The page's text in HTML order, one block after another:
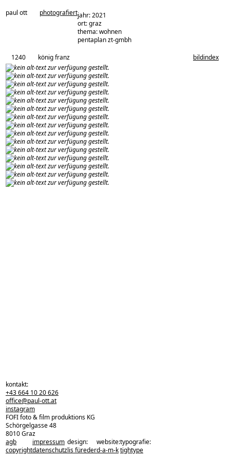
paul ott photografiertjahr: 2021
ort: graz
thema: wohnen
architekturbüro:
pentaplan zt-gmbh
1240 könig franz bildindex
zurück zu den projekten
kontakt:
+43 664 10 20 626
office@paul-ott.at
instagram
FOFI foto & film produktions KG
Schörgelgasse 48
8010 Graz
agb
copyright
impressum
datenschutz
design:
lis füreder
website:
d-a-m-k
typografie:
tightype